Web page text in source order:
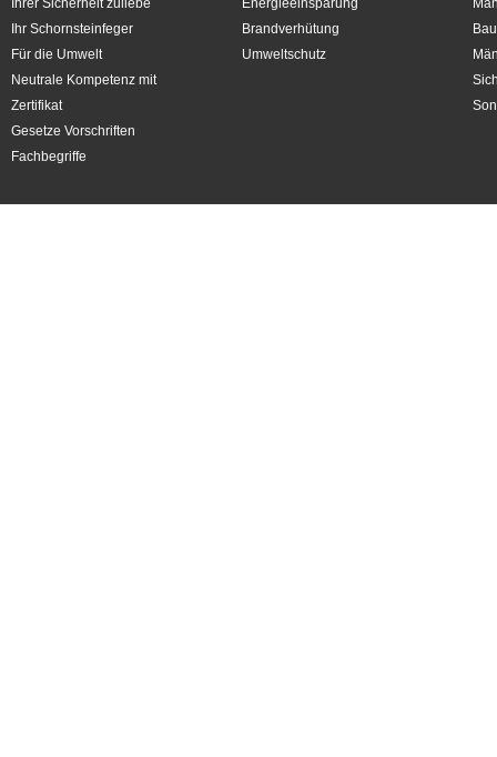
Ihrer Sicherheit zuliebe
Ihr Schornsteinfeger
Für die Umwelt
Neutrale Kompetenz mit
Zertifikat
Gesetze Vorschriften
Fachbegriffe
Energieeinsparung
Brandverhütung
Umweltschutz